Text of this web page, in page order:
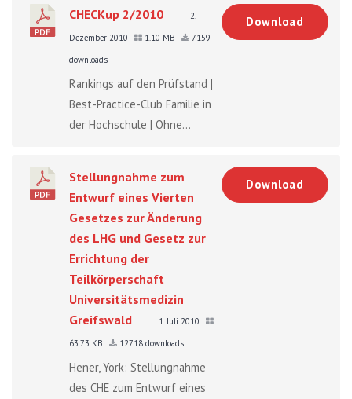
CHECKup 2/2010
2.
Dezember 2010
1.10 MB
7159
downloads
Rankings auf den Prüfstand |
Best-Practice-Club Familie in
der Hochschule | Ohne...
Download
Stellungnahme zum
Entwurf eines Vierten
Gesetzes zur Änderung
des LHG und Gesetz zur
Errichtung der
Teilkörperschaft
Universitätsmedizin
Greifswald
1. Juli 2010
63.73 KB
12718 downloads
Hener, York: Stellungnahme
des CHE zum Entwurf eines
Download